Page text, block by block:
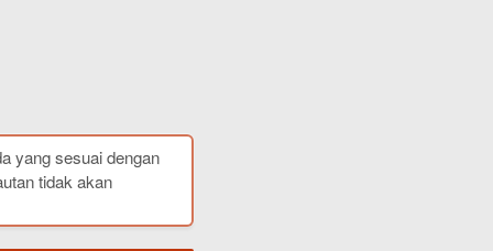
yang sesuai dengan
tidak akan